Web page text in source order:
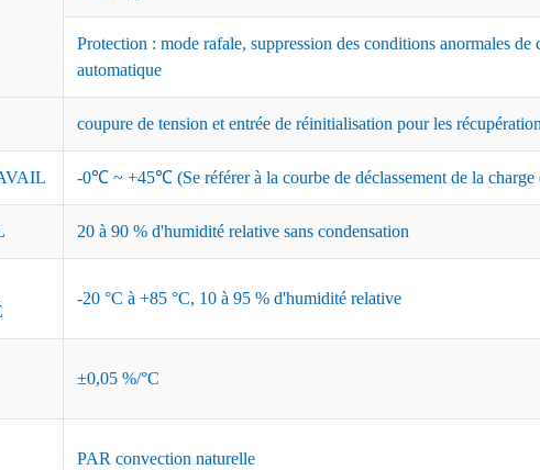
Protection : mode rafale, suppression des conditions anormales de
automatique
coupure de tension et entrée de réinitialisation pour les
-0℃ ~ +45℃ (Se référer à la courbe de déclassement de la charge
20 à 90 % d'humidité relative sans condensation
-20 °C à +85 °C, 10 à 95 % d'humidité relative
±0,05 %/°C
PAR convection naturelle